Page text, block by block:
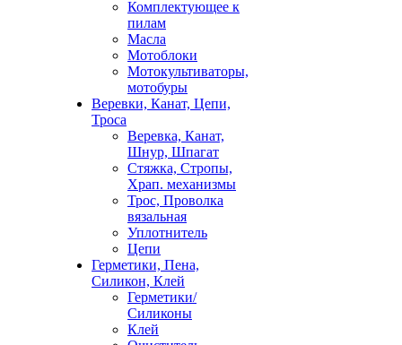
Комплектующее к
пилам
Масла
Мотоблоки
Мотокультиваторы,
мотобуры
Веревки, Канат, Цепи,
Троса
Веревка, Канат,
Шнур, Шпагат
Стяжка, Стропы,
Храп. механизмы
Трос, Проволка
вязальная
Уплотнитель
Цепи
Герметики, Пена,
Силикон, Клей
Герметики/
Силиконы
Клей